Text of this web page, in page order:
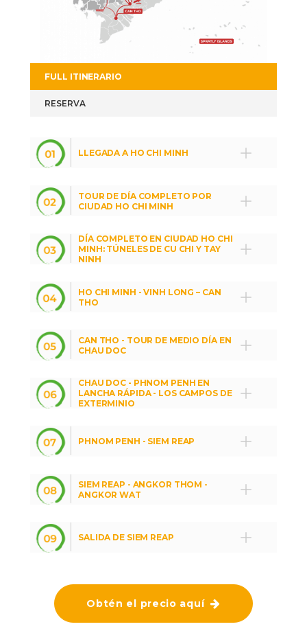
FULL ITINERARIO
RESERVA
LLEGADA A HO CHI MINH
TOUR DE DÍA COMPLETO POR
CIUDAD HO CHI MINH
DÍA COMPLETO EN CIUDAD HO CHI
MINH: TÚNELES DE CU CHI Y TAY
NINH
HO CHI MINH - VINH LONG – CAN
THO
CAN THO - TOUR DE MEDIO DÍA EN
CHAU DOC
CHAU DOC - PHNOM PENH EN
LANCHA RÁPIDA - LOS CAMPOS DE
EXTERMINIO
PHNOM PENH - SIEM REAP
SIEM REAP - ANGKOR THOM -
ANGKOR WAT
SALIDA DE SIEM REAP
Obtén el precio aquí